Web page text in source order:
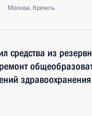
Москва, Кремль
средства из
здравоохранения